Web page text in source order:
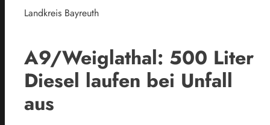
Landkreis Bayreuth
A9/Weiglathal: 500 Liter
Diesel laufen bei Unfall
aus